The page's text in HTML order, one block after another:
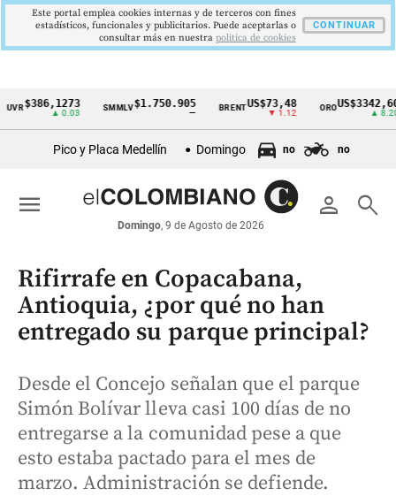
Cintillo
económicos
Colombia
▲ 0.03
SMMLV$1.750.905 BRENT US$73,48
▼ 1.12
ORO US$3342,60
Pico y Placa Medellín Domingo no no
person search
Domingo, 9 de Agosto de 2026
menu
Rifirrafe en Copacabana,
Antioquia, ¿por qué no han
entregado su parque principal?
Desde el Concejo señalan que el parque
Simón Bolívar lleva casi 100 días de no
entregarse a la comunidad pese a que
esto estaba pactado para el mes de
marzo. Administración se defiende.
Este portal emplea cookies internas y de terceros con fines
estadísticos, funcionales y publicitarios. Puede aceptarlas o
consultar más en nuestra politica de cookies
CONTINUAR